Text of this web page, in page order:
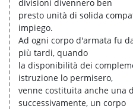
divisioni divennero ben
presto unità di solida
impiego.
Ad ogni corpo d'armata fu
più tardi, quando
la disponibilità dei
istruzione lo permisero,
venne costituita anche una
successivamente, un corpo